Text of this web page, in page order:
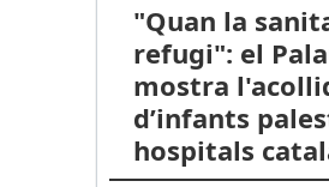
"Quan la
refugi": el
mostra
d’infants
hospitals